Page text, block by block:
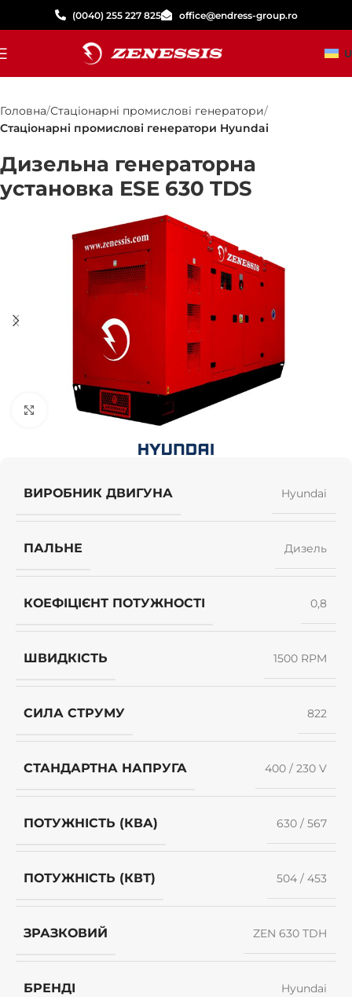
(0040) 255 227 825 office@endress-group.ro
Головна Стаціонарні промислові генератори
Стаціонарні промислові генератори Hyundai
Дизельна генераторна
установка ESE 630 TDS
Клацніть, щоб збільшити
ВИРОБНИК ДВИГУНА Hyundai
ПАЛЬНЕ Дизель
КОЕФІЦІЄНТ ПОТУЖНОСТІ 0,8
ШВИДКІСТЬ 1500 RPM
СИЛА СТРУМУ 822
СТАНДАРТНА НАПРУГА 400 / 230 V
ПОТУЖНІСТЬ (КВА) 630 / 567
ПОТУЖНІСТЬ (КВТ) 504 / 453
ЗРАЗКОВИЙ ZEN 630 TDH
БРЕНДІ Hyundai